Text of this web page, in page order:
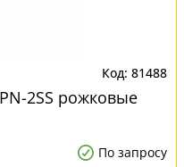
81488
2SS рожковые
По запросу